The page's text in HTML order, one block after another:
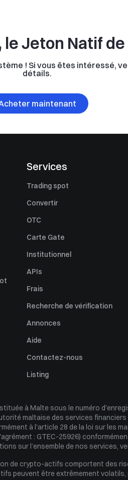
le Jeton Natif
! Si vous êtes intéressé,
détails.
maintenant
Services
Trading spot
Convertir
OTC
Carte Gate
Institutionnel
APIs
Frais
Recherche de vérification
Annonces
Aide
Contactez-nous
Listing
à Malte sous le numéro
maltaise des services
à l'article 28 de la loi sur les
: GTEC-25926)
sur l’ensemble de nos services,
de crypto-actifs comportent des
peuvent être extrêmement